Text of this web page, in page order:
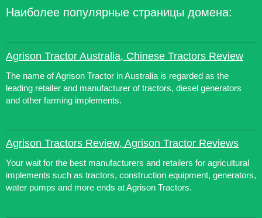
Наиболее популярные страницы домена:
Agrison Tractor Australia, Chinese Tractors Review
The name of Agrison Tractor in Australia is regarded as the
leading retailer and manufacturer of tractors, diesel generators
and other farming implements.
Agrison Tractors Review, Agrison Tractor Reviews
Your wait for the best manufacturers and retailers for agricultural
implements such as tractors, construction equipment, generators,
water pumps and more ends at Agrison Tractors.